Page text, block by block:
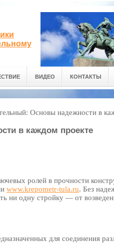
ВИДЕО КОНТАКТЫ
Основы надежности в
в каждом проекте
ролей в прочности
www.krepometr-tula.ru. Без
ни одну стройку — от
для соединения